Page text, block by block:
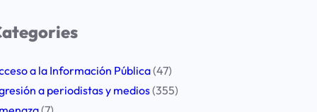
a la Información Pública(47)
a periodistas y medios(355)